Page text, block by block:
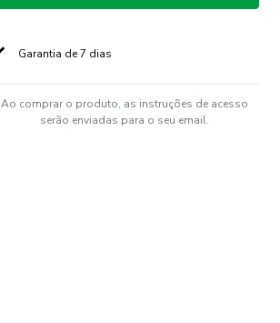
Garantia de 7 dias
Ao comprar o produto, as instruções de acesso
serão enviadas para o seu email.